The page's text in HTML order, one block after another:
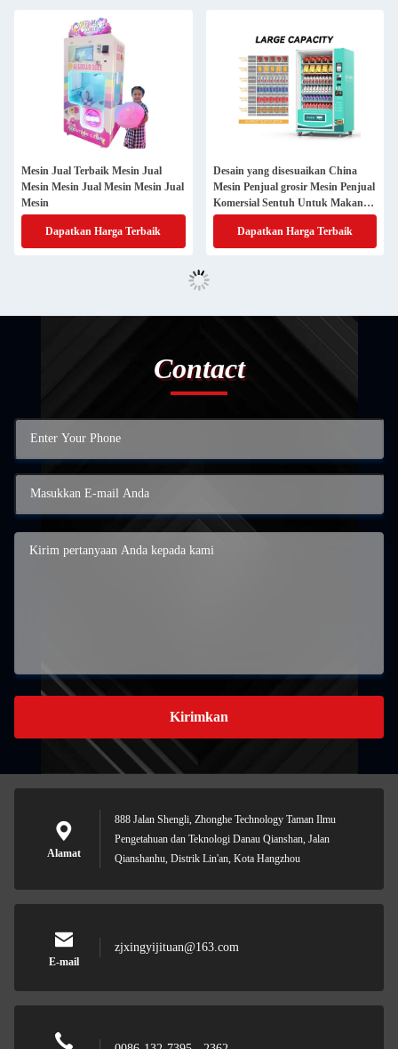
Mesin Jual Terbaik Mesin Jual
Mesin Mesin Jual Mesin Mesin Jual
Mesin
Dapatkan Harga Terbaik
Desain yang disesuaikan China
Mesin Penjual grosir Mesin Penjual
Komersial Sentuh Untuk Makanan
Dan Minuman
Dapatkan Harga Terbaik
Contact
Kirimkan
Alamat
888 Jalan Shengli, Zhonghe Technology Taman Ilmu
Pengetahuan dan Teknologi Danau Qianshan, Jalan
Qianshanhu, Distrik Lin'an, Kota Hangzhou
E-mail
zjxingyijituan@163.com